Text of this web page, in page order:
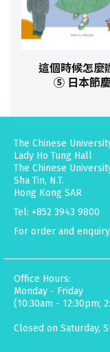
這個時候怎麼
⑤ 日本節
The Chinese
Lady Ho Tung Hall
The Chinese
Sha Tin, N.T.
Hong Kong SAR
Tel: +852 3943 9800
For order and
Office Hours:
Monday - Friday
(10:30am - 12:30pm;
Closed on Saturday,